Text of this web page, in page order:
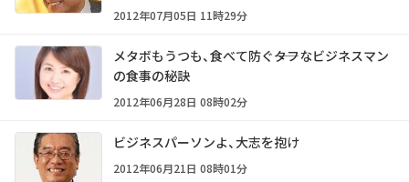
2012年07月05日 11時29分
メタボもうつも、食べて防ぐ――タフなビジネスマン
の食事の秘訣
2012年06月28日 08時02分
ビジネスパーソンよ、大志を抱け
2012年06月21日 08時01分